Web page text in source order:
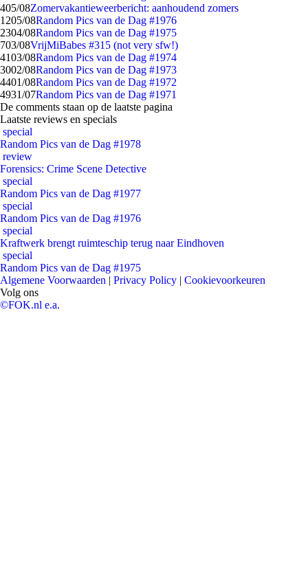
405/08Zomervakantieweerbericht: aanhoudend zomers
1205/08Random Pics van de Dag #1976
2304/08Random Pics van de Dag #1975
703/08VrijMiBabes #315 (not very sfw!)
4103/08Random Pics van de Dag #1974
3002/08Random Pics van de Dag #1973
4401/08Random Pics van de Dag #1972
4931/07Random Pics van de Dag #1971
De comments staan op de laatste pagina
Laatste reviews en specials
special
Random Pics van de Dag #1978
review
Forensics: Crime Scene Detective
special
Random Pics van de Dag #1977
special
Random Pics van de Dag #1976
special
Kraftwerk brengt ruimteschip terug naar Eindhoven
special
Random Pics van de Dag #1975
Algemene Voorwaarden | Privacy Policy | Cookievoorkeuren
Volg ons
©FOK.nl e.a.